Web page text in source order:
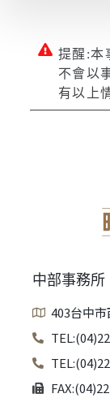
提醒:本
不會以
有以上
中部事務所
403台中